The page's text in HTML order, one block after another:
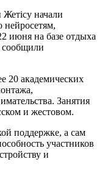
начали
июня на базе отдыха
сообщили
20 академических
Занятия
и жестовом.
поддержке, а сам
участников
и